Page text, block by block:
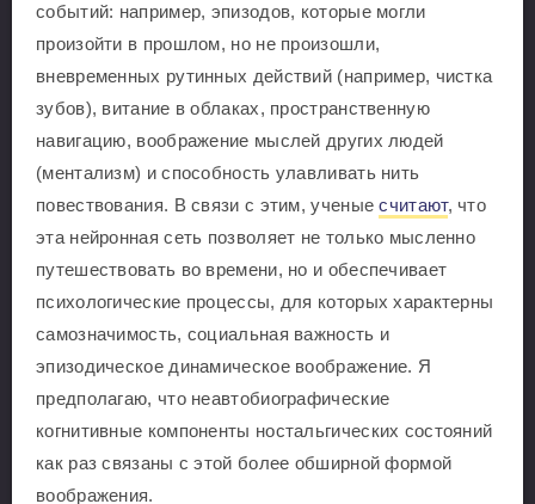
событий: например, эпизодов, которые могли
произойти в прошлом, но не произошли,
вневременных рутинных действий (например, чистка
зубов), витание в облаках, пространственную
навигацию, воображение мыслей других людей
(ментализм) и способность улавливать нить
повествования. В связи с этим, ученыесчитают, что
эта нейронная сеть позволяет не только мысленно
путешествовать во времени, но и обеспечивает
психологические процессы, для которых характерны
самозначимость, социальная важность и
эпизодическое динамическое воображение. Я
предполагаю, что неавтобиографические
когнитивные компоненты ностальгических состояний
как раз связаны с этой более обширной формой
воображения.